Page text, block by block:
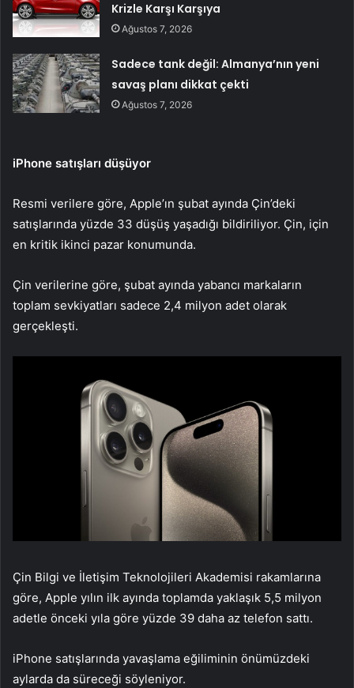
Krizle Karşı Karşıya
Ağustos 7, 2026
Sadece tank değil: Almanya’nın yeni
savaş planı dikkat çekti
Ağustos 7, 2026
iPhone satışları düşüyor
Resmi verilere göre, Apple’ın şubat ayında Çin’deki
satışlarında yüzde 33 düşüş yaşadığı bildiriliyor. Çin, için
en kritik ikinci pazar konumunda.
Çin verilerine göre, şubat ayında yabancı markaların
toplam sevkiyatları sadece 2,4 milyon adet olarak
gerçekleşti.
Çin Bilgi ve İletişim Teknolojileri Akademisi rakamlarına
göre, Apple yılın ilk ayında toplamda yaklaşık 5,5 milyon
adetle önceki yıla göre yüzde 39 daha az telefon sattı.
iPhone satışlarında yavaşlama eğiliminin önümüzdeki
aylarda da süreceği söyleniyor.